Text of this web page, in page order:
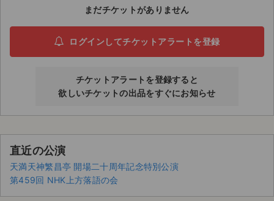
手数料・お支払い方法
AIに質問する
まだチケットがありません
ログインしてチケットアラートを登録
チケットアラートを登録すると
欲しいチケットの出品をすぐにお知らせ
直近の公演
天満天神繁昌亭 開場二十周年記念特別公演
第459回 NHK上方落語の会